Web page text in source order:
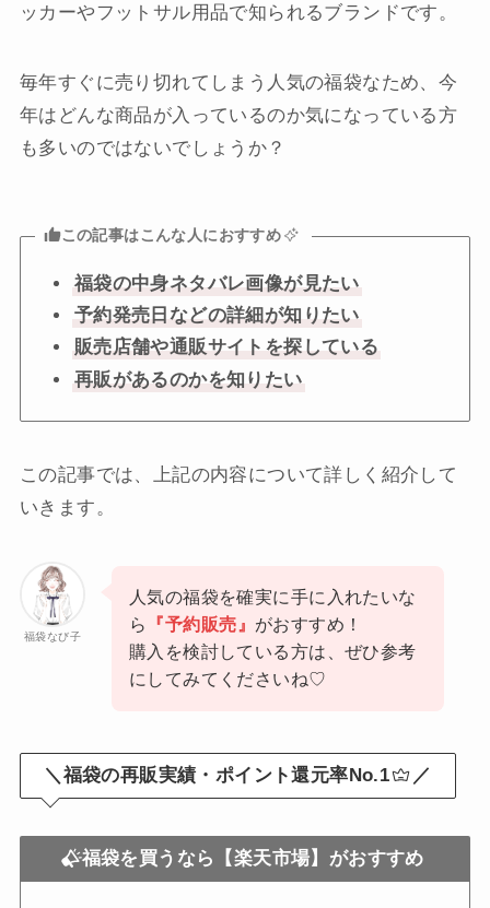
ッカーやフットサル用品で知られるブランドです。
毎年すぐに売り切れてしまう人気の福袋なため、今
年はどんな商品が入っているのか気になっている方
も多いのではないでしょうか？
この記事はこんな人におすすめ
福袋の中身ネタバレ画像が見たい
予約発売日などの詳細が知りたい
販売店舗や通販サイトを探している
再販があるのかを知りたい
この記事では、上記の内容について詳しく紹介して
いきます。
福袋なび子
人気の福袋を確実に手に入れたいな
ら
『予約販売』 がおすすめ！
購入を検討している方は、ぜひ参考
にしてみてくださいね♡
＼福袋の再販実績・ポイント還元率No.1 ／
福袋を買うなら【楽天市場】がおすすめ